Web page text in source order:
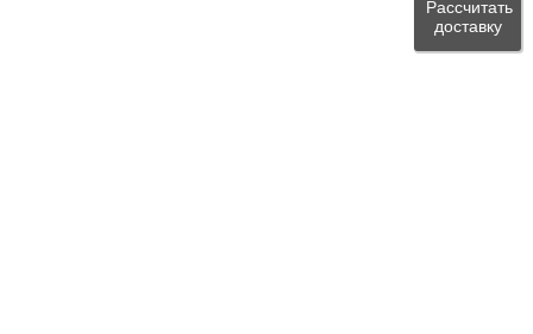
Рассчитать
доставку